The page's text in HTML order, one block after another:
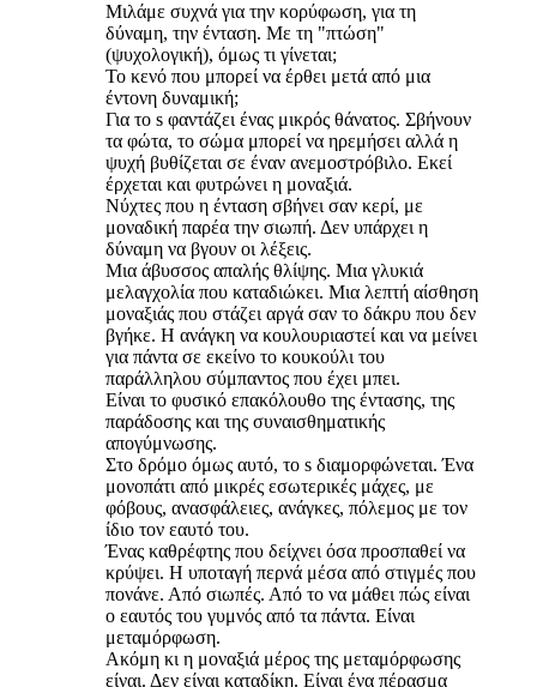
Μιλάμε συχνά για την κορύφωση, για τη
δύναμη, την ένταση. Με τη "πτώση"
(ψυχολογική), όμως τι γίνεται;
Το κενό που μπορεί να έρθει μετά από μια
έντονη δυναμική;
Για το s φαντάζει ένας μικρός θάνατος. Σβήνουν
τα φώτα, το σώμα μπορεί να ηρεμήσει αλλά η
ψυχή βυθίζεται σε έναν ανεμοστρόβιλο. Εκεί
έρχεται και φυτρώνει η μοναξιά.
Νύχτες που η ένταση σβήνει σαν κερί, με
μοναδική παρέα την σιωπή. Δεν υπάρχει η
δύναμη να βγουν οι λέξεις.
Μια άβυσσος απαλής θλίψης. Μια γλυκιά
μελαγχολία που καταδιώκει. Μια λεπτή αίσθηση
μοναξιάς που στάζει αργά σαν το δάκρυ που δεν
βγήκε. Η ανάγκη να κουλουριαστεί και να μείνει
για πάντα σε εκείνο το κουκούλι του
παράλληλου σύμπαντος που έχει μπει.
Είναι το φυσικό επακόλουθο της έντασης, της
παράδοσης και της συναισθηματικής
απογύμνωσης.
Στο δρόμο όμως αυτό, το s διαμορφώνεται. Ένα
μονοπάτι από μικρές εσωτερικές μάχες, με
φόβους, ανασφάλειες, ανάγκες, πόλεμος με τον
ίδιο τον εαυτό του.
Ένας καθρέφτης που δείχνει όσα προσπαθεί να
κρύψει. Η υποταγή περνά μέσα από στιγμές που
πονάνε. Από σιωπές. Από το να μάθει πώς είναι
ο εαυτός του γυμνός από τα πάντα. Είναι
μεταμόρφωση.
Ακόμη κι η μοναξιά μέρος της μεταμόρφωσης
είναι. Δεν είναι καταδίκη. Είναι ένα πέρασμα